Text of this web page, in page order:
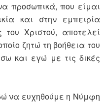
προσωπικά, που είμαι
και στην εμπειρία
του Χριστού, αποτελεί
ζητώ τη βοήθεια του
και εγώ με τις δικές
να ευχηθούμε η Νύμφη